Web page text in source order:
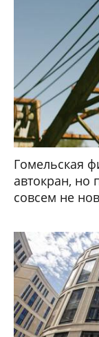
Гомельская
автокран, но
совсем не